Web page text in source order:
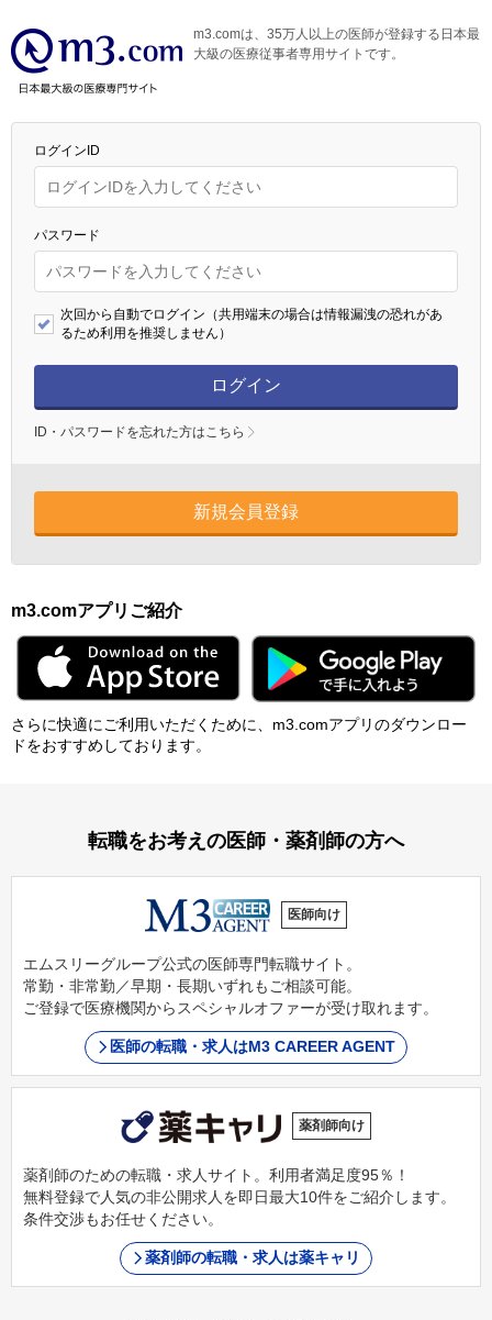
m3.comは、35万人以上の医師が登録する日本最
大級の医療従事者専用サイトです。
ログインID
パスワード
次回から自動でログイン（共用端末の場合は情報漏洩の恐れがあ
るため利用を推奨しません）
ログイン
ID・パスワードを忘れた方はこちら
新規会員登録
m3.comアプリご紹介
さらに快適にご利⽤いただくために、m3.comアプリのダウンロー
ドをおすすめしております。
転職をお考えの医師・薬剤師の方へ
医師向け
エムスリーグループ公式の医師専門転職サイト。
常勤・非常勤／早期・長期いずれもご相談可能。
ご登録で医療機関からスペシャルオファーが受け取れます。
医師の転職・求人はM3 CAREER AGENT
薬剤師向け
薬剤師のための転職・求人サイト。利用者満足度95％！
無料登録で人気の非公開求人を即日最大10件をご紹介します。
条件交渉もお任せください。
薬剤師の転職・求人は薬キャリ